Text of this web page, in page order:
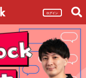
ログイン